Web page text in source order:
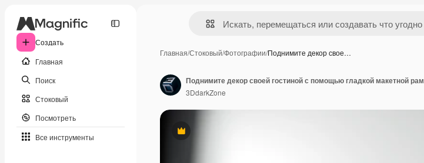
Создать
Главная
Поиск
Стоковый
Посмотреть
Все инструменты
Главная/Стоковый/Фотографии/Поднимите декор свое…
Премиум
3DdarkZone